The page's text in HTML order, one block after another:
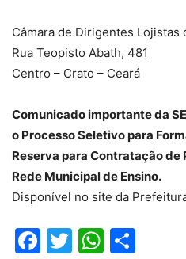
Câmara de Dirigentes Lojistas
Rua Teopisto Abath, 481
Centro – Crato – Ceará
Comunicado importante da
o Processo Seletivo para
Reserva para Contratação de
Rede Municipal de Ensino.
Disponível no site da
Facebook
Twitter